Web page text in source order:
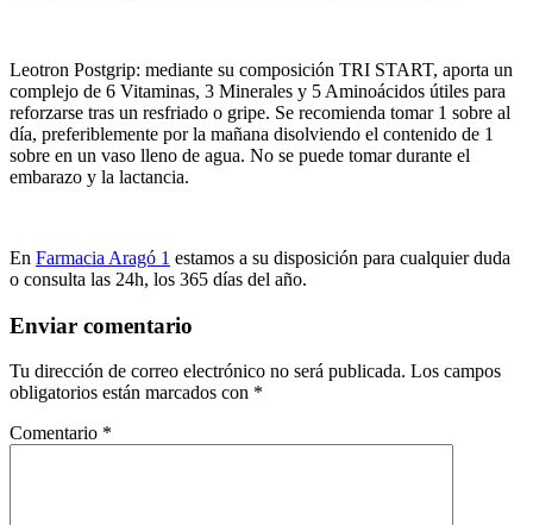
Leotron Postgrip: mediante su composición TRI START, aporta un
complejo de 6 Vitaminas, 3 Minerales y 5 Aminoácidos útiles para
reforzarse tras un resfriado o gripe. Se recomienda tomar 1 sobre al
día, preferiblemente por la mañana disolviendo el contenido de 1
sobre en un vaso lleno de agua. No se puede tomar durante el
embarazo y la lactancia.
En Farmacia Aragó 1 estamos a su disposición para cualquier duda
o consulta las 24h, los 365 días del año.
Enviar comentario
Tu dirección de correo electrónico no será publicada. Los campos
obligatorios están marcados con *
Comentario *